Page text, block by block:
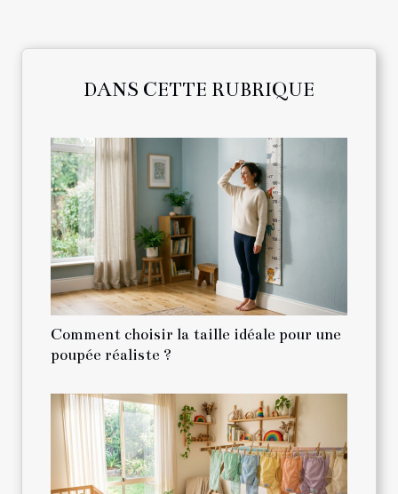
DANS CETTE RUBRIQUE
Comment choisir la taille idéale pour une
poupée réaliste ?